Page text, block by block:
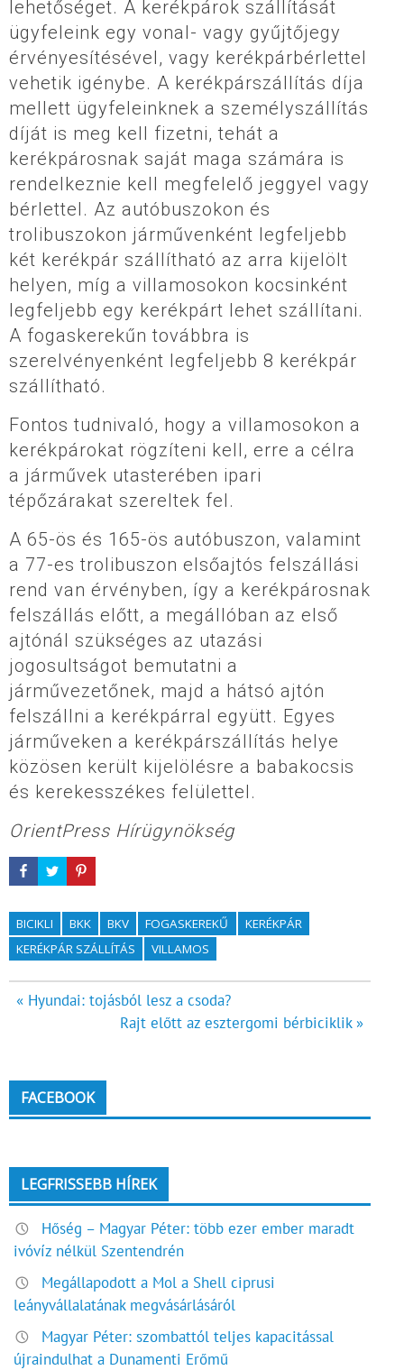
lehetőséget. A kerékpárok szállítását
ügyfeleink egy vonal- vagy gyűjtőjegy
érvényesítésével, vagy kerékpárbérlettel
vehetik igénybe. A kerékpárszállítás díja
mellett ügyfeleinknek a személyszállítás
díját is meg kell fizetni, tehát a
kerékpárosnak saját maga számára is
rendelkeznie kell megfelelő jeggyel vagy
bérlettel. Az autóbuszokon és
trolibuszokon járművenként legfeljebb
két kerékpár szállítható az arra kijelölt
helyen, míg a villamosokon kocsinként
legfeljebb egy kerékpárt lehet szállítani.
A fogaskerekűn továbbra is
szerelvényenként legfeljebb 8 kerékpár
szállítható.
Fontos tudnivaló, hogy a villamosokon a
kerékpárokat rögzíteni kell, erre a célra
a járművek utasterében ipari
tépőzárakat szereltek fel.
A 65-ös és 165-ös autóbuszon, valamint
a 77-es trolibuszon elsőajtós felszállási
rend van érvényben, így a kerékpárosnak
felszállás előtt, a megállóban az első
ajtónál szükséges az utazási
jogosultságot bemutatni a
járművezetőnek, majd a hátsó ajtón
felszállni a kerékpárral együtt. Egyes
járműveken a kerékpárszállítás helye
közösen került kijelölésre a babakocsis
és kerekesszékes felülettel.
OrientPress Hírügynökség
BICIKLI BKK BKV FOGASKEREKŰ
KERÉKPÁR
KERÉKPÁR SZÁLLÍTÁS
VILLAMOS
Bejegyzés
« Hyundai: tojásból lesz a csoda?
Rajt előtt az esztergomi bérbiciklik »
FACEBOOK
LEGFRISSEBB HÍREK
Hőség – Magyar Péter: több ezer ember maradt
ivóvíz nélkül Szentendrén
Megállapodott a Mol a Shell ciprusi
leányvállalatának megvásárlásáról
Magyar Péter: szombattól teljes kapacitással
újraindulhat a Dunamenti Erőmű